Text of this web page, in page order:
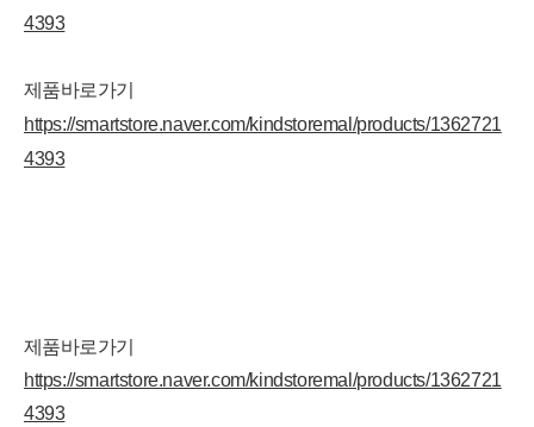
4393
제품바로가기
https://smartstore.naver.com/kindstoremal/products/1362721
4393
제품바로가기
https://smartstore.naver.com/kindstoremal/products/1362721
4393